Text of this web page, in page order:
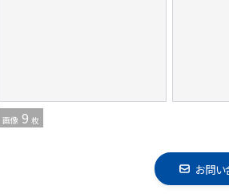
画像 9 枚
お問い